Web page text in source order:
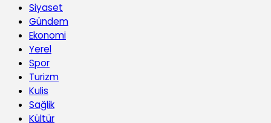
Siyaset
Gündem
Ekonomi
Yerel
Spor
Turizm
Kulis
Sağlik
Kültür